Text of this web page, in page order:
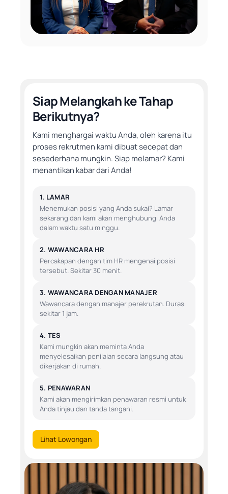
Siap Melangkah ke Tahap
Berikutnya?
Kami menghargai waktu Anda, oleh karena itu
proses rekrutmen kami dibuat secepat dan
sesederhana mungkin. Siap melamar? Kami
menantikan kabar dari Anda!
1. LAMAR
Menemukan posisi yang Anda sukai? Lamar
sekarang dan kami akan menghubungi Anda
dalam waktu satu minggu.
2. WAWANCARA HR
Percakapan dengan tim HR mengenai posisi
tersebut. Sekitar 30 menit.
3. WAWANCARA DENGAN MANAJER
Wawancara dengan manajer perekrutan. Durasi
sekitar 1 jam.
4. TES
Kami mungkin akan meminta Anda
menyelesaikan penilaian secara langsung atau
dikerjakan di rumah.
5. PENAWARAN
Kami akan mengirimkan penawaran resmi untuk
Anda tinjau dan tanda tangani.
Lihat Lowongan